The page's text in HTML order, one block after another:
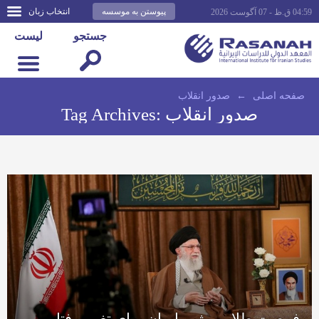
انتخاب زبان پیوستن به موسسه 04:59 ق.ظ - 07 آگوست 2026
لیست جستجو
صفحه اصلى ← صدور انقلاب
Tag Archives: صدور انقلاب